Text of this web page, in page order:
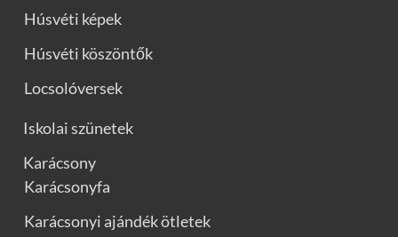
Húsvéti képek
Húsvéti köszöntők
Locsolóversek
Iskolai szünetek
Karácsony
Karácsonyfa
Karácsonyi ajándék ötletek